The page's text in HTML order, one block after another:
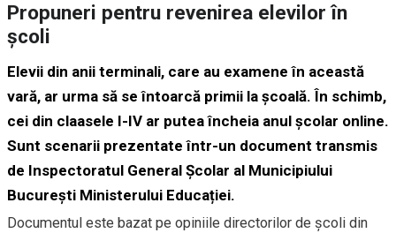
Propuneri pentru revenirea elevilor în
școli
Elevii din anii terminali, care au examene în această
vară, ar urma să se întoarcă primii la școală. În schimb,
cei din claasele I-IV ar putea încheia anul școlar online.
Sunt scenarii prezentate într-un document transmis
de Inspectoratul General Școlar al Municipiului
București Ministerului Educației.
Documentul este bazat pe opiniile directorilor de școli din